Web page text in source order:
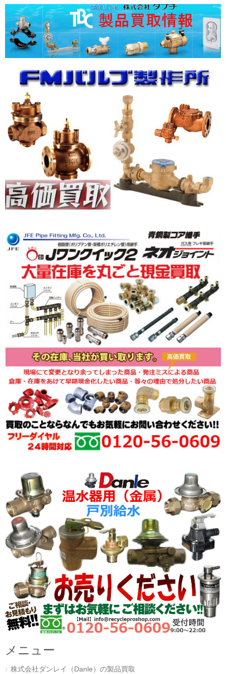
メニュー
株式会社ダンレイ（Danle）の製品買取